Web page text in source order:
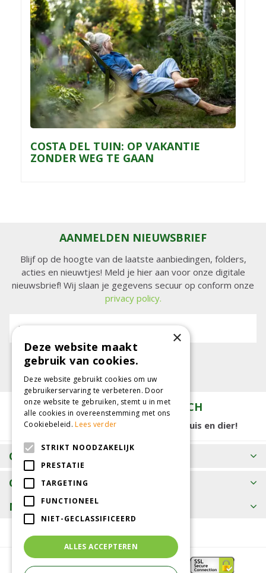
COSTA DEL TUIN: OP VAKANTIE
ZONDER WEG TE GAAN
AANMELDEN NIEUWSBRIEF
Blijf op de hoogte van de laatste aanbiedingen, folders,
acties en nieuwtjes! Meld je hier aan voor onze digitale
nieuwsbrief! Wij slaan je gegevens secuur op conform onze
privacy policy.
E-mailadres:
TUINCENTRUM KOLBACH
15.000 m2 winkelplezier voor tuin, huis en dier!
OPENINGSTIJDEN
CONTACT
MEER INFORMATIE
×
Deze website maakt
gebruik van cookies.
Deze website gebruikt cookies om uw
gebruikerservaring te verbeteren. Door
onze website te gebruiken, stemt u in met
alle cookies in overeenstemming met ons
Cookiebeleid.Lees verder
STRIKT NOODZAKELIJK
PRESTATIE
TARGETING
FUNCTIONEEL
NIET-GECLASSIFICEERD
ALLES ACCEPTEREN